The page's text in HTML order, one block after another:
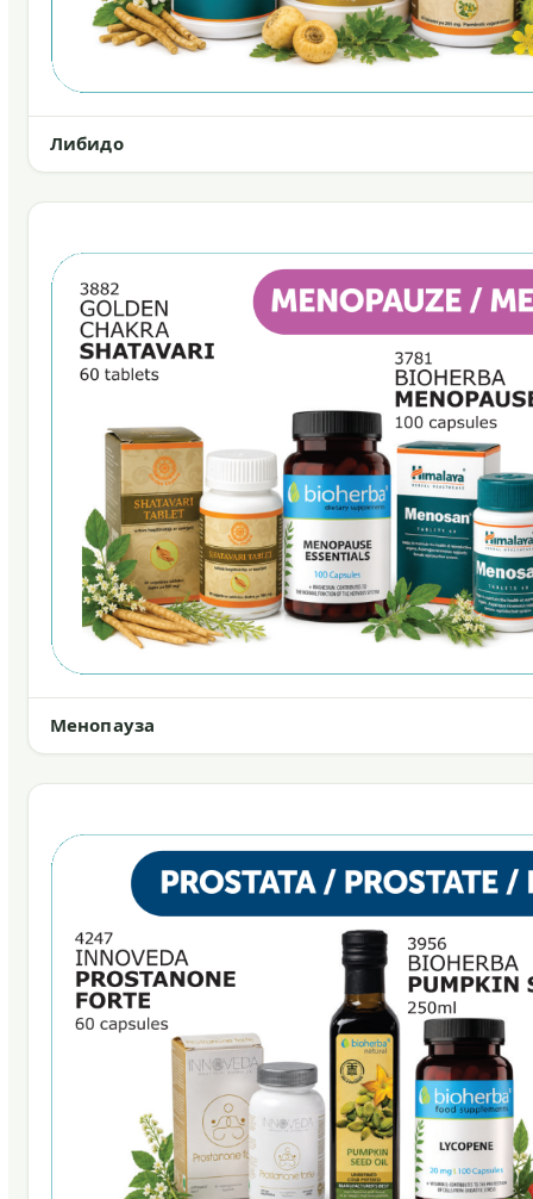
Либидо
Менопауза